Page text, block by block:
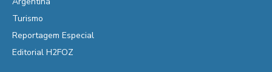
Turismo
Reportagem Especial
Editorial H2FOZ